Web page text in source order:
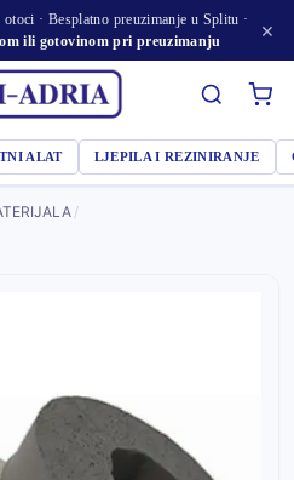
· Besplatno preuzimanje u Splitu ·
ili gotovinom pri preuzimanju
×
ALAT LJEPILA I REZINIRANJE
/